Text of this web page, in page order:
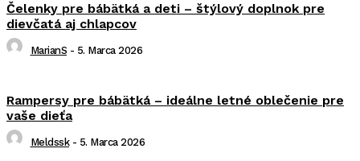
Čelenky pre bábätká a deti – štýlový doplnok pre
dievčatá aj chlapcov
MarianS - 5. Marca 2026
Rampersy pre bábätká – ideálne letné oblečenie pre
vaše dieťa
Meldssk - 5. Marca 2026